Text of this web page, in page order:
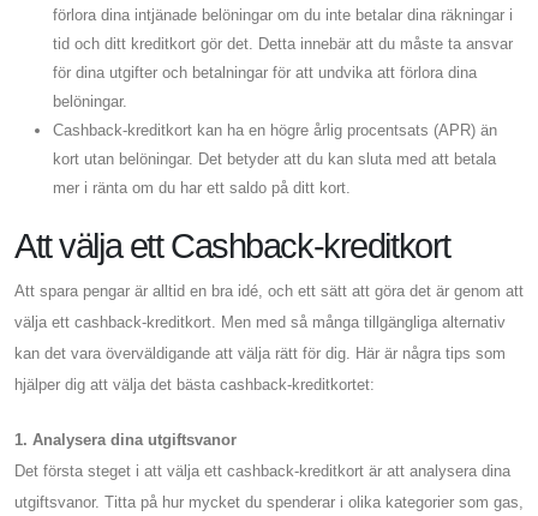
förlora dina intjänade belöningar om du inte betalar dina räkningar i
tid och ditt kreditkort gör det. Detta innebär att du måste ta ansvar
för dina utgifter och betalningar för att undvika att förlora dina
belöningar.
Cashback-kreditkort kan ha en högre årlig procentsats (APR) än
kort utan belöningar. Det betyder att du kan sluta med att betala
mer i ränta om du har ett saldo på ditt kort.
Att välja ett Cashback-kreditkort
Att spara pengar är alltid en bra idé, och ett sätt att göra det är genom att
välja ett cashback-kreditkort. Men med så många tillgängliga alternativ
kan det vara överväldigande att välja rätt för dig. Här är några tips som
hjälper dig att välja det bästa cashback-kreditkortet:
1. Analysera dina utgiftsvanor
Det första steget i att välja ett cashback-kreditkort är att analysera dina
utgiftsvanor. Titta på hur mycket du spenderar i olika kategorier som gas,